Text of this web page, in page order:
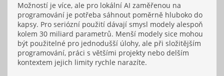
Možností je více, ale pro lokální AI zaměřenou na
programování je potřeba sáhnout poměrně hluboko do
kapsy. Pro seriózní použití dávají smysl modely alespoň
kolem 30 miliard parametrů. Menší modely sice mohou
být použitelné pro jednodušší úlohy, ale při složitějším
programování, práci s většími projekty nebo delším
kontextem jejich limity rychle narazíte.